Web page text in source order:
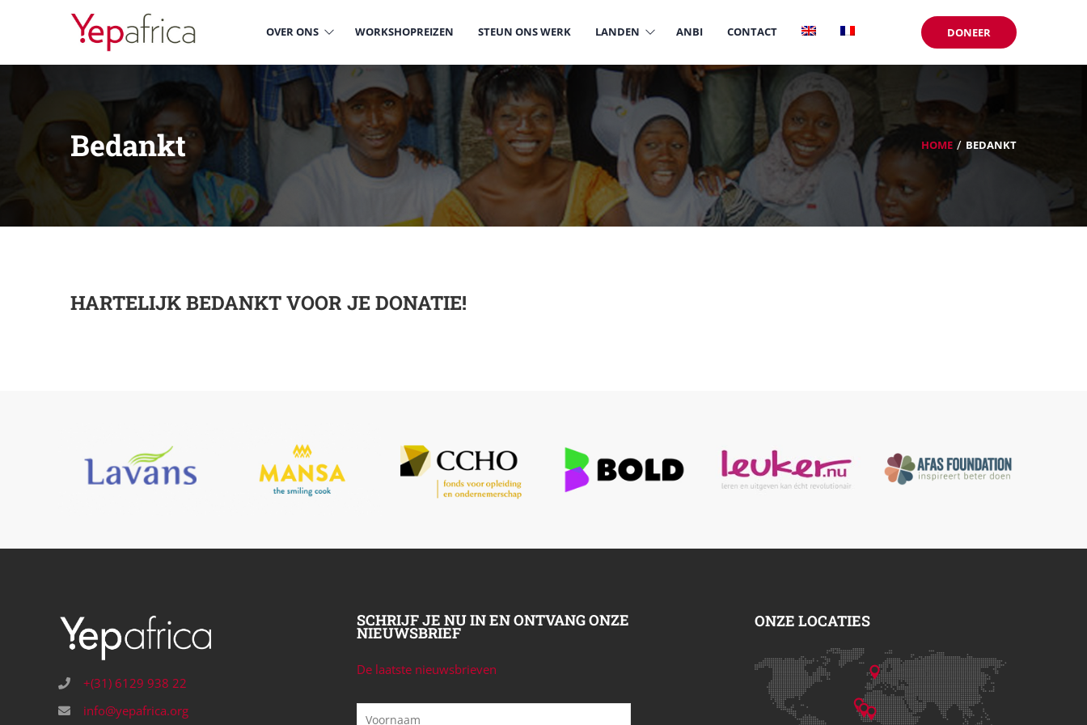
OVER ONS WORKSHOPREIZEN STEUN ONS WERK LANDEN ANBI CONTACT DONEER
Bedankt HOME BEDANKT
HARTELIJK BEDANKT VOOR JE DONATIE!
+(31) 6129 938 22
info@yepafrica.org
SCHRIJF JE NU IN EN ONTVANG ONZE
NIEUWSBRIEF
De laatste nieuwsbrieven
ONZE LOCATIES